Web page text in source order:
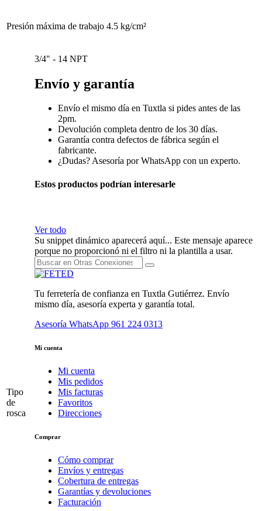
Presión máxima de trabajo 4.5 kg/cm²
Tipo
de
rosca
3/4" - 14 NPT
Envío y garantía
Envío el mismo día en Tuxtla si pides antes de las
2pm.
Devolución completa dentro de los 30 días.
Garantía contra defectos de fábrica según el
fabricante.
¿Dudas? Asesoría por WhatsApp con un experto.
Estos productos podrían interesarle
Ver todo
Su snippet dinámico aparecerá aquí... Este mensaje aparece
porque no proporcionó ni el filtro ni la plantilla a usar.
Tu ferretería de confianza en Tuxtla Gutiérrez. Envío
mismo día, asesoría experta y garantía total.
Asesoría WhatsApp 961 224 0313
Mi cuenta
Mi cuenta
Mis pedidos
Mis facturas
Favoritos
Direcciones
Comprar
Cómo comprar
Envíos y entregas
Cobertura de entregas
Garantías y devoluciones
Facturación